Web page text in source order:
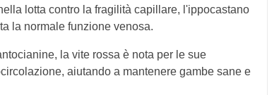
lotta contro la fragilità capillare, l'ippocastano
la normale funzione venosa.
la vite rossa è nota per le sue
aiutando a mantenere gambe sane e